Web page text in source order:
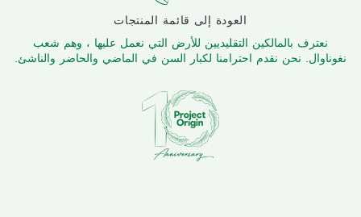
العودة إلى قائمة المنتجات
نعترف بالمالكين التقليديين للأرض التي نعمل عليها ، وهم شعب
نغوناوال. نحن نقدم احترامنا لكبار السن في الماضي والحاضر والناشئ.